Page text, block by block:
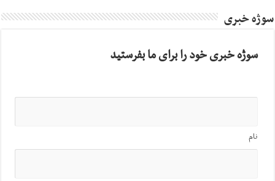
سوژه خبری
سوژه خبری خود را برای ما بفرستید
نام